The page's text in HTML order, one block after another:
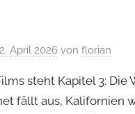
April 2026 von florian
steht Kapitel 3: Die
fällt aus, Kalifornien